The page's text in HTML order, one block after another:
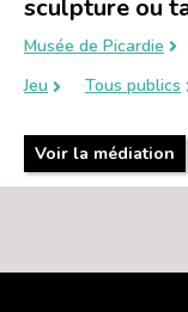
sculpture ou
Musée de Picardie
Jeu
Tous publics
Voir la médiation